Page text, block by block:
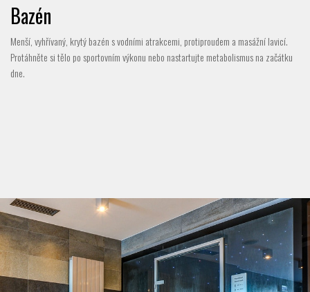
Bazén
Menší, vyhřívaný, krytý bazén s vodními atrakcemi, protiproudem a masážní lavicí.
Protáhněte si tělo po sportovním výkonu nebo nastartujte metabolismus na začátku
dne.